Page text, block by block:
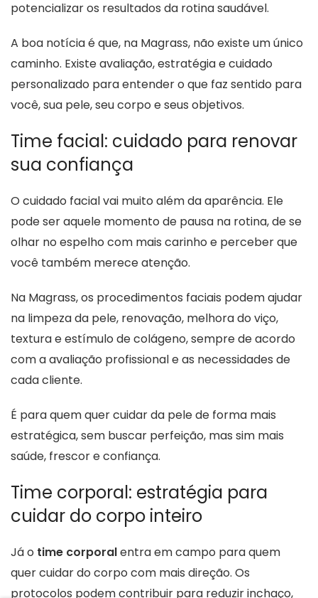
potencializar os resultados da rotina saudável.
A boa notícia é que, na Magrass, não existe um único
caminho. Existe avaliação, estratégia e cuidado
personalizado para entender o que faz sentido para
você, sua pele, seu corpo e seus objetivos.
Time facial: cuidado para renovar
sua confiança
O cuidado facial vai muito além da aparência. Ele
pode ser aquele momento de pausa na rotina, de se
olhar no espelho com mais carinho e perceber que
você também merece atenção.
Na Magrass, os procedimentos faciais podem ajudar
na limpeza da pele, renovação, melhora do viço,
textura e estímulo de colágeno, sempre de acordo
com a avaliação profissional e as necessidades de
cada cliente.
É para quem quer cuidar da pele de forma mais
estratégica, sem buscar perfeição, mas sim mais
saúde, frescor e confiança.
Time corporal: estratégia para
cuidar do corpo inteiro
Já o time corporalentra em campo para quem
quer cuidar do corpo com mais direção. Os
protocolos podem contribuir para reduzir inchaço,